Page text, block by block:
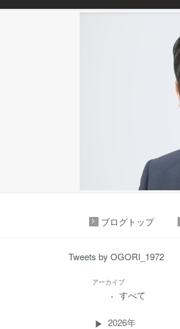
ブログトップ
Tweets by OGORI_1972
アーカイブ
すべて
2026年